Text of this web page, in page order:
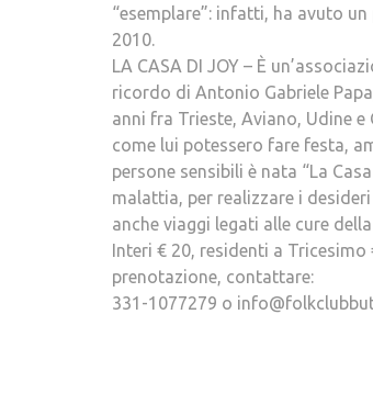
“esemplare”: infatti, ha avuto
2010.
LA CASA DI JOY – È
ricordo di Antonio Gabriele
anni fra Trieste, Aviano, Udine
come lui potessero fare festa,
persone sensibili è nata “La
malattia, per realizzare i
anche viaggi legati alle cure
Interi € 20, residenti a
prenotazione, contattare:
331-1077279 o